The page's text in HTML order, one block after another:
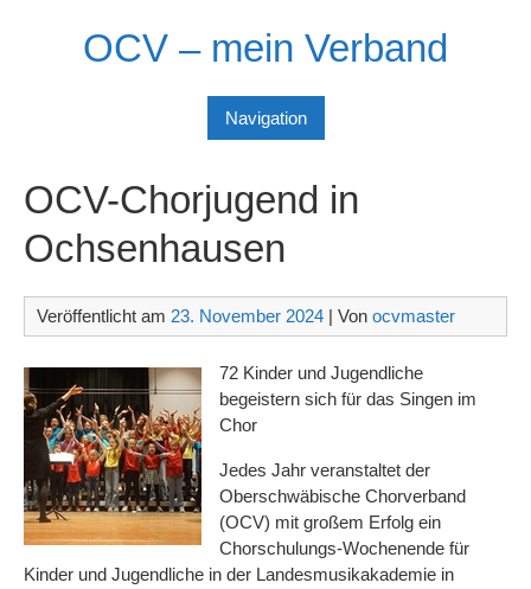
OCV – mein Verband
Navigation
OCV-Chorjugend in
Ochsenhausen
Veröffentlicht am 23. November 2024 | Von ocvmaster
72 Kinder und Jugendliche
begeistern sich für das Singen im
Chor
Jedes Jahr veranstaltet der
Oberschwäbische Chorverband
(OCV) mit großem Erfolg ein
Chorschulungs-Wochenende für
Kinder und Jugendliche in der Landesmusikakademie in